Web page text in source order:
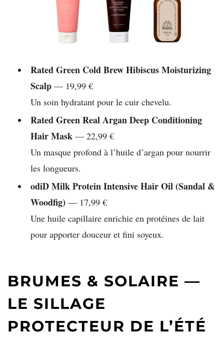
Rated Green Cold Brew Hibiscus Moisturizing
Scalp — 19,99 €
Un soin hydratant pour le cuir chevelu.
Rated Green Real Argan Deep Conditioning
Hair Mask — 22,99 €
Un masque profond à l’huile d’argan pour nourrir
les longueurs.
odiDMilk Protein Intensive Hair Oil (Sandal &
Woodfig) — 17,99 €
Une huile capillaire enrichie en protéines de lait
pour apporter douceur et fini soyeux.
BRUMES & SOLAIRE —
LE SILLAGE
PROTECTEUR DE L’ÉTÉ